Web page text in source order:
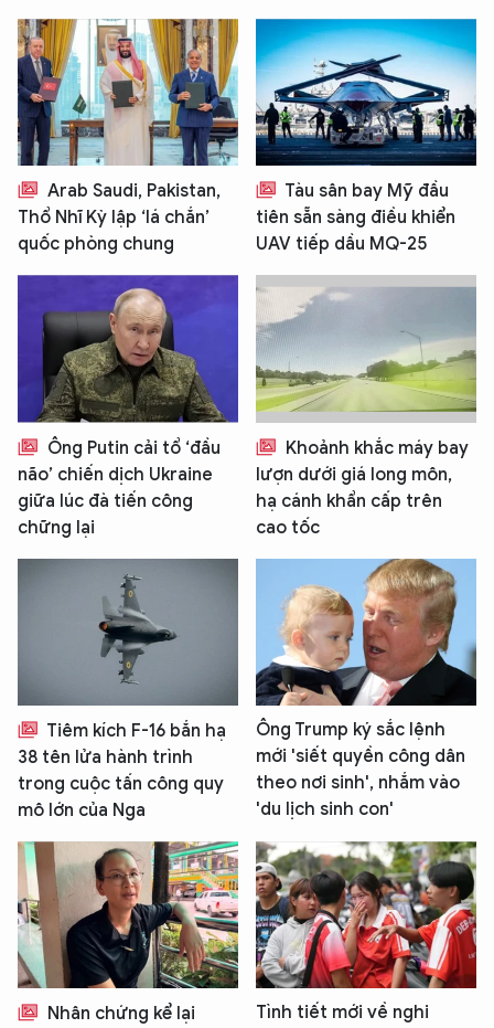
Arab Saudi, Pakistan,
Thổ Nhĩ Kỳ lập ‘lá chắn’
quốc phòng chung
Tàu sân bay Mỹ đầu
tiên sẵn sàng điều khiển
UAV tiếp dầu MQ-25
Ông Putin cải tổ ‘đầu
não’ chiến dịch Ukraine
giữa lúc đà tiến công
chững lại
Khoảnh khắc máy bay
lượn dưới giá long môn,
hạ cánh khẩn cấp trên
cao tốc
Tiêm kích F-16 bắn hạ
38 tên lửa hành trình
trong cuộc tấn công quy
mô lớn của Nga
Ông Trump ký sắc lệnh
mới 'siết quyền công dân
theo nơi sinh', nhắm vào
'du lịch sinh con'
Nhân chứng kể lại
Tình tiết mới về nghi